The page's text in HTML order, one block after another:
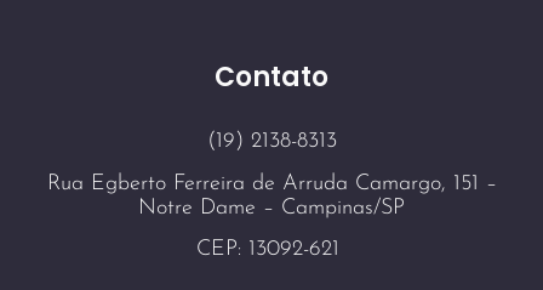
Contato
(19) 2138-8313
Rua Egberto Ferreira de Arruda Camargo, 151 –
Notre Dame – Campinas/SP
CEP: 13092-621